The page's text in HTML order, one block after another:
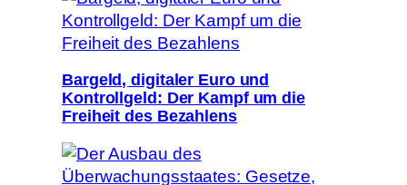
Bargeld, digitaler Euro und
Kontrollgeld: Der Kampf um die
Freiheit des Bezahlens